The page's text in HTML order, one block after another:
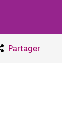
Partager